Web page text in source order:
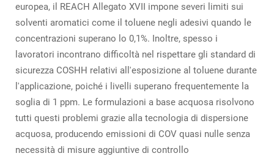
europea, il REACH Allegato XVII impone severi limiti sui
solventi aromatici come il toluene negli adesivi quando le
concentrazioni superano lo 0,1%. Inoltre, spesso i
lavoratori incontrano difficoltà nel rispettare gli standard di
sicurezza COSHH relativi all'esposizione al toluene durante
l'applicazione, poiché i livelli superano frequentemente la
soglia di 1 ppm. Le formulazioni a base acquosa risolvono
tutti questi problemi grazie alla tecnologia di dispersione
acquosa, producendo emissioni di COV quasi nulle senza
necessità di misure aggiuntive di controllo